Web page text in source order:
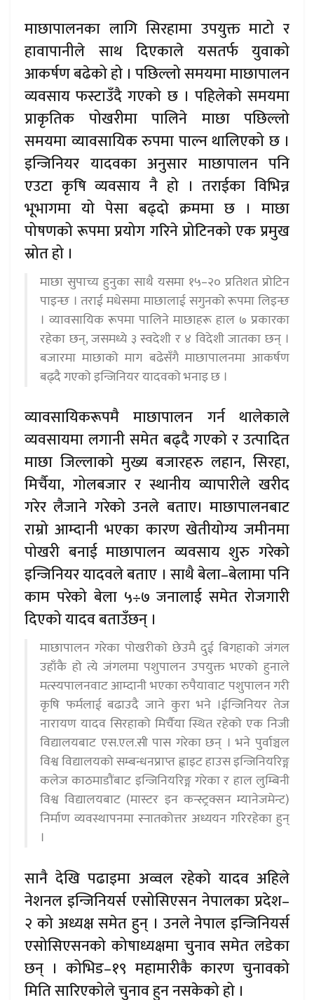
माछापालनका लागि सिरहामा उपयुक्त माटो र
हावापानीले साथ दिएकाले यसतर्फ युवाको
आकर्षण बढेको हो । पछिल्लो समयमा माछापालन
व्यवसाय फस्टाउँदै गएको छ । पहिलेको समयमा
प्राकृतिक पोखरीमा पालिने माछा पछिल्लो
समयमा व्यावसायिक रुपमा पाल्न थालिएको छ ।
इन्जिनियर यादवका अनुसार माछापालन पनि
एउटा कृषि व्यवसाय नै हो । तराईका विभिन्न
भूभागमा यो पेसा बढ्दो क्रममा छ । माछा
पोषणको रूपमा प्रयोग गरिने प्रोटिनको एक प्रमुख
स्रोत हो ।
माछा सुपाच्य हुनुका साथै यसमा १५–२० प्रतिशत प्रोटिन
पाइन्छ । तराई मधेसमा माछालाई सगुनको रूपमा लिइन्छ
। व्यावसायिक रूपमा पालिने माछाहरू हाल ७ प्रकारका
रहेका छन्, जसमध्ये ३ स्वदेशी र ४ विदेशी जातका छन् ।
बजारमा माछाको माग बढेसँगै माछापालनमा आकर्षण
बढ्दै गएको इन्जिनियर यादवको भनाइ छ ।
व्यावसायिकरूपमै माछापालन गर्न थालेकाले
व्यवसायमा लगानी समेत बढ्दै गएको र उत्पादित
माछा जिल्लाको मुख्य बजारहरु लहान, सिरहा,
मिर्चैया, गोलबजार र स्थानीय व्यापारीले खरीद
गरेर लैजाने गरेको उनले बताए। माछापालनबाट
राम्रो आम्दानी भएका कारण खेतीयोग्य जमीनमा
पोखरी बनाई माछापालन व्यवसाय शुरु गरेको
इन्जिनियर यादवले बताए । साथै बेला–बेलामा पनि
काम परेको बेला ५÷७ जनालाई समेत रोजगारी
दिएको यादव बताउँछन् ।
माछापालन गरेका पोखरीको छेउमै दुई बिगहाको जंगल
उहाँकै हो त्ये जंगलमा पशुपालन उपयुक्त भएको हुनाले
मत्स्यपालनवाट आम्दानी भएका रुपैयावाट पशुपालन गरी
कृषि फर्मलाई बढाउदै जाने कुरा भने ।ईन्जिनियर तेज
नारायण यादव सिरहाको मिर्चैया स्थित रहेको एक निजी
विद्यालयबाट एस.एल.सी पास गरेका छन् । भने पुर्वाञ्चल
विश्व विद्यालयको सम्बन्धनप्राप्त ह्वाइट हाउस इन्जिनियरिङ्ग
कलेज काठमाडौंबाट इन्जिनियरिङ्ग गरेका र हाल लुम्बिनी
विश्व विद्यालयबाट (मास्टर इन कन्स्ट्रक्सन म्यानेजमेन्ट)
निर्माण व्यवस्थापनमा स्नातकोत्तर अध्ययन गरिरहेका हुन्
।
सानै देखि पढाइमा अव्वल रहेको यादव अहिले
नेशनल इन्जिनियर्स एसोसिएसन नेपालका प्रदेश–
२ को अध्यक्ष समेत हुन् । उनले नेपाल इन्जिनियर्स
एसोसिएसनको कोषाध्यक्षमा चुनाव समेत लडेका
छन् । कोभिड–१९ महामारीकै कारण चुनावको
मिति सारिएकोले चुनाव हुन नसकेको हो ।